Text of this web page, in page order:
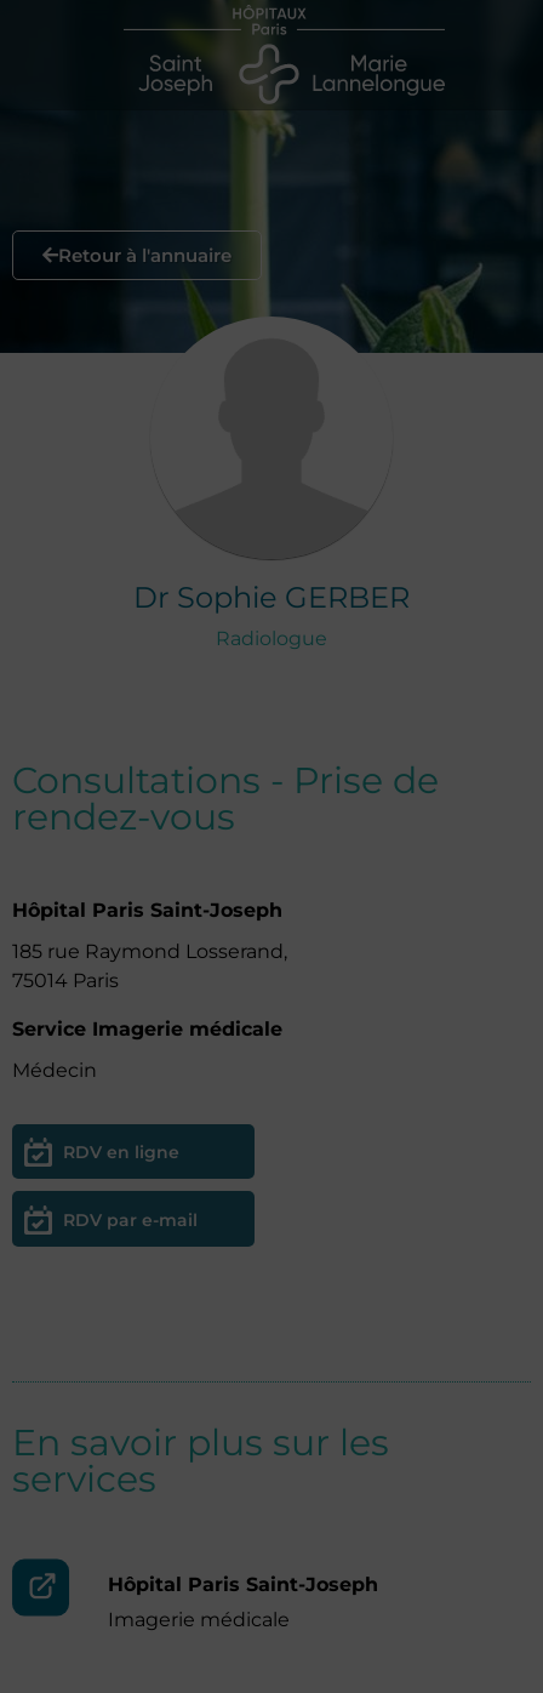
Retour à l'annuaire
Dr Sophie GERBER
Radiologue
Consultations - Prise de
rendez-vous
Hôpital Paris Saint-Joseph
185 rue Raymond Losserand,
75014 Paris
Service Imagerie médicale
Médecin
RDV en ligne
RDV par e-mail
En savoir plus sur les
services
Hôpital Paris Saint-Joseph
Imagerie médicale